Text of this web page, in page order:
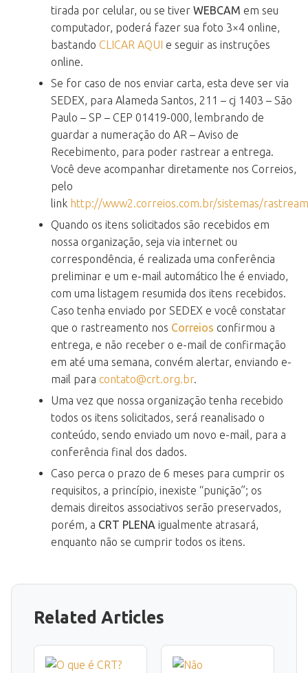
tirada por celular, ou se tiver WEBCAM em seu
computador, poderá fazer sua foto 3×4 online,
bastando CLICAR AQUI e seguir as instruções
online.
Se for caso de nos enviar carta, esta deve ser via
SEDEX, para Alameda Santos, 211 – cj 1403 – São
Paulo – SP – CEP 01419-000, lembrando de
guardar a numeração do AR – Aviso de
Recebimento, para poder rastrear a entrega.
Você deve acompanhar diretamente nos Correios,
pelo
link http://www2.correios.com.br/sistemas/
Quando os itens solicitados são recebidos em
nossa organização, seja via internet ou
correspondência, é realizada uma conferência
preliminar e um e-mail automático lhe é enviado,
com uma listagem resumida dos itens recebidos.
Caso tenha enviado por SEDEX e você constatar
que o rastreamento nos Correios confirmou a
entrega, e não receber o e-mail de confirmação
em até uma semana, convém alertar, enviando e-
mail para contato@crt.org.br.
Uma vez que nossa organização tenha recebido
todos os itens solicitados, será reanalisado o
conteúdo, sendo enviado um novo e-mail, para a
conferência final dos dados.
Caso perca o prazo de 6 meses para cumprir os
requisitos, a princípio, inexiste “punição”; os
demais direitos associativos serão preservados,
porém, a CRT PLENA igualmente atrasará,
enquanto não se cumprir todos os itens.
Related Articles